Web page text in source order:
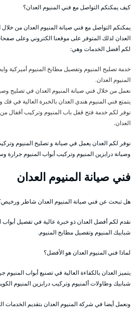
كيف يمكنكم التواصل مع فني المنيوم العدان؟
يمكنكم التواصل مع فني صيانة المنيوم العدان من
العدان لذلك المتوفر على موقعنا الكتروني وعلى
لكم أفضل الخدمات وهي:
خدمة تصليح المنيوم وتفصيل مطابخ المنيوم أميركية
المنيوم العدان.
نعمل من خلال فني صيانة المنيوم العدان في تصليح
يتمتع فني المنيوم هندي العدان بالخبرة العالية في فك
نوفر لكم خدمة فتح قفل باب المنيوم وتركيب أقفال من
العدان.
نوفر لكم العدان يعمل في صيانة و تصليح المنيوم
وصيانة درابزين المنيوم وتركيب أبواب المنيوم جرارة
فني صيانة المنيوم العدان
هل تبحث عن فني صيانة المنيوم العدان شاطر
نقدم لكم أفضل العدان ذو خبرة عالية في تفصيل أبواب
شبابيك المنيوم وتفصيل مطابخ المنيوم.
لماذا فني المنيوم العدان هو الأفضل؟
يتميز العدان بالكفاءة العالية في تصنيع أبواب
شبابيك وطاولات ألمنيوم وتركيب درابزين المنيوم
ونعمل أيضا في شركة المنيوم العدان بتقديم الخدمات